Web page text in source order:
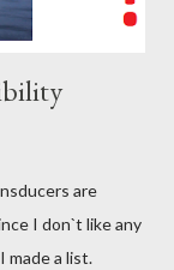
are
I don`t like any
made a list.